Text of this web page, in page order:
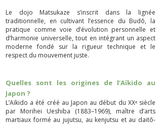
Le dojo Matsukaze s’inscrit dans la lignée
traditionnelle, en cultivant l’essence du Budō, la
pratique comme voie d’évolution personnelle et
d’harmonie universelle, tout en intégrant un aspect
moderne fondé sur la rigueur technique et le
respect du mouvement juste.
Quelles sont les origines de l’Aïkido au
Japon ?
L’Aïkido a été créé au Japon au début du XXᵉ siècle
par Morihei Ueshiba (1883–1969), maître d’arts
martiaux formé au jujutsu, au kenjutsu et au daitō-